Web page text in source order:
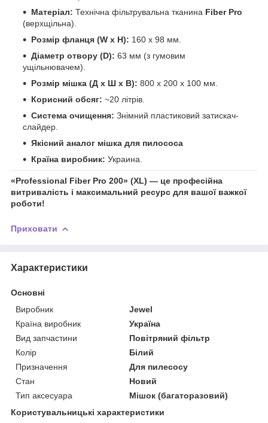
Матеріал: Технічна фільтрувальна тканина Fiber Pro
(верхщільна).
Розмір фланця (W x H): 160 х 98 мм.
Діаметр отвору (D): 63 мм (з гумовим
ущільнювачем).
Розмір мішка (Д х Ш х В): 800 х 200 х 100 мм.
Корисний обсяг: ~20 літрів.
Система очищення: Знімний пластиковий затискач-
слайдер.
Якісний аналог мішка для пилососа
Країна виробник: Украина.
«Professional Fiber Pro 200» (XL) — це професійна
витривалість і максимальний ресурс для вашої важкої
роботи!
Приховати
Характеристики
Основні
Виробник
Jewel
Країна виробник
Україна
Вид запчастини
Повітряний фільтр
Колір
Білий
Призначення
Для пилесосу
Стан
Новий
Тип аксесуара
Мішок (багаторазовий)
Користувальницькі характеристики